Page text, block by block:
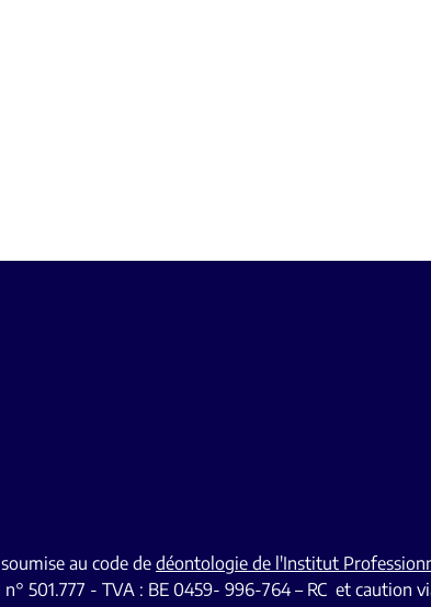
au code de déontologie de l'Institut
501.777 - TVA : BE 0459- 996-764 – RC et caution